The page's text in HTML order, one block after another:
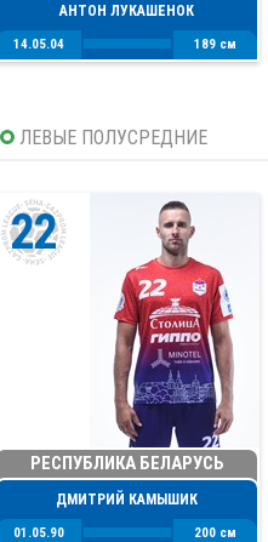
АНТОН ЛУКАШЕНОК
14.05.04 189 см
ЛЕВЫЕ ПОЛУСРЕДНИЕ
22
РЕСПУБЛИКА БЕЛАРУСЬ
ДМИТРИЙ КАМЫШИК
01.05.90 200 см